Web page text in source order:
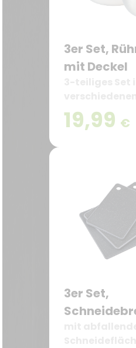
3er Set,
mit Deckel
vielseitige
19,99 €
3er Set,